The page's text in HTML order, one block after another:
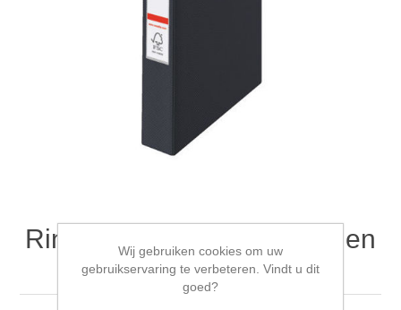
Ringmap Esselte A4 4-ringen
zwart
Wij gebruiken cookies om uw
gebruikservaring te verbeteren. Vindt u dit
goed?